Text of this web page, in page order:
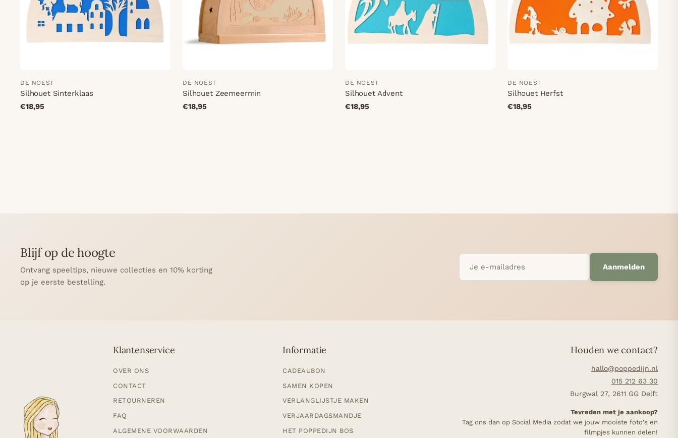
DE NOEST
Silhouet Sinterklaas
€18,95
DE NOEST
Silhouet Zeemeermin
€18,95
DE NOEST
Silhouet Advent
€18,95
DE NOEST
Silhouet Herfst
€18,95
Blijf op de hoogte
Ontvang speeltips, nieuwe collecties en 10% korting
op je eerste bestelling.
Aanmelden
Klantenservice
OVER ONS
CONTACT
RETOURNEREN
FAQ
ALGEMENE VOORWAARDEN
Informatie
CADEAUBON
SAMEN KOPEN
VERLANGLIJSTJE MAKEN
VERJAARDAGSMANDJE
HET POPPEDIJN BOS
Houden we contact?
hallo@poppedijn.nl
015 212 63 30
Burgwal 27, 2611 GG Delft
Tevreden met je aankoop?
Tag ons dan op Social Media zodat we jouw mooiste foto's en
filmpjes kunnen delen!